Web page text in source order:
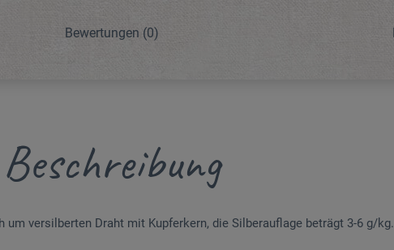
Bewertungen (0)
Beschreibung
um versilberten Draht mit Kupferkern, die Silberauflage beträgt 3-6 g/kg.